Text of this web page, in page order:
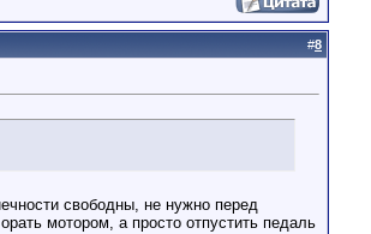
#8
свободны, не нужно перед
мотором, а просто отпустить педаль